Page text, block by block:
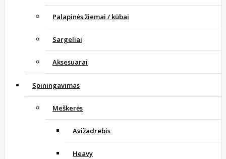
Palapinės žiemai / kūbai
Sargeliai
Aksesuarai
Spiningavimas
Meškerės
Avižadrebis
Heavy